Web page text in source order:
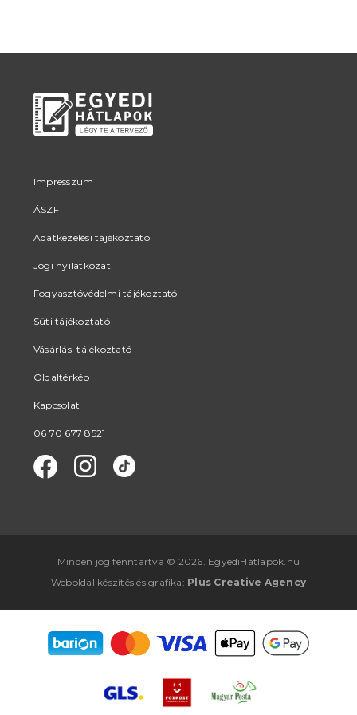
Impresszum
ÁSZF
Adatkezelési tájékoztató
Jogi nyilatkozat
Fogyasztóvédelmi tájékoztató
Süti tájékoztató
Vásárlási tájékoztató
Oldaltérkép
Kapcsolat
06 70 677 8521
Minden jog fenntartva © 2026. EgyediHátlapok.hu
Weboldal készítés ésgrafika : Plus Creative Agency